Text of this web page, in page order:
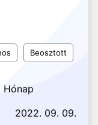
Beosztott
2022. 09. 09.